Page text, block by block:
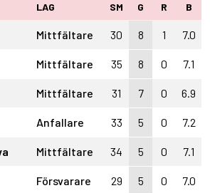
LAG SM G R B
Mittfältare 30 8 1 7.0
Mittfältare 35 8 0 7.1
Mittfältare 31 7 0 6.9
Anfallare 33 5 0 7.2
Mittfältare 34 5 0 7.1
Försvarare 29 5 0 7.0